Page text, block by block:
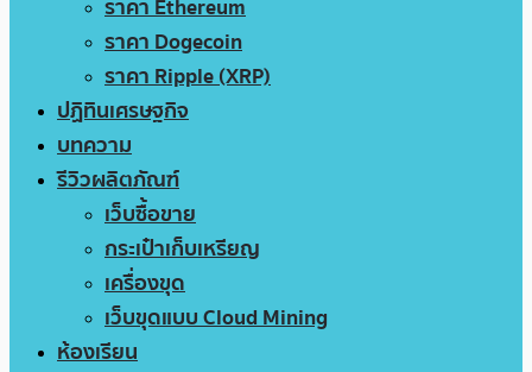
ราคา Ethereum
ราคา Dogecoin
ราคา Ripple (XRP)
ปฏิทินเศรษฐกิจ
บทความ
รีวิวผลิตภัณฑ์
เว็บซื้อขาย
กระเป๋าเก็บเหรียญ
เครื่องขุด
เว็บขุดแบบ Cloud Mining
ห้องเรียน